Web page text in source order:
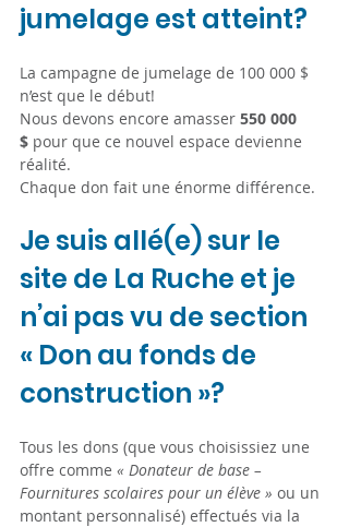
jumelage est atteint?
La campagne de jumelage de 100 000 $
n’est que le début!
Nous devons encore amasser 550 000
$ pour que ce nouvel espace devienne
réalité.
Chaque don fait une énorme différence.
Je suis allé(e) sur le
site de La Ruche et je
n’ai pas vu de section
« Don au fonds de
construction »?
Tous les dons (que vous choisissiez une
offre comme « Donateur de base –
Fournitures scolaires pour un élève » ou un
montant personnalisé) effectués via la